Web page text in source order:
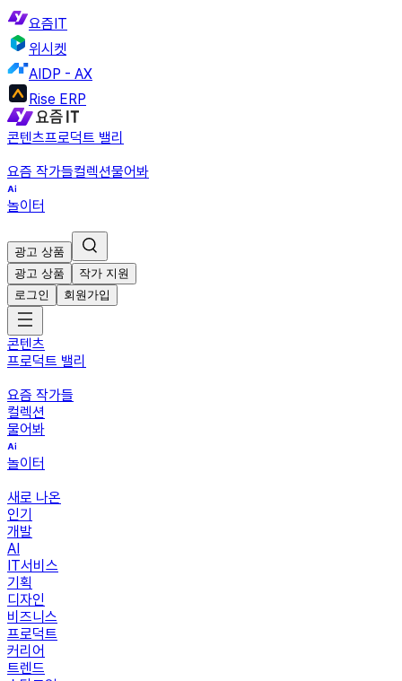
요즘IT
위시켓
AIDP - AX
Rise ERP
콘텐츠프로덕트 밸리
요즘 작가들컬렉션물어봐
놀이터
광고 상품
광고 상품
작가 지원
로그인
회원가입
콘텐츠
프로덕트 밸리
요즘 작가들
컬렉션
물어봐
놀이터
새로 나온
인기
개발
AI
IT서비스
기획
디자인
비즈니스
프로덕트
커리어
트렌드